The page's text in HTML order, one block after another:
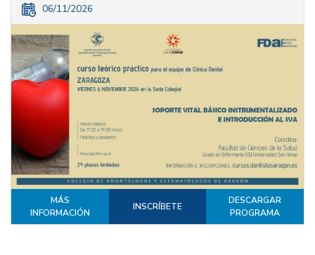
06/11/2026
MÁS
INFORMACIÓN
INSCRÍBETE
DESCARGAR
PROGRAMA